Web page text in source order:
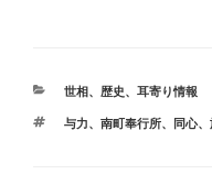
カ
ゴ
世相、 歴史、 耳寄り情報
タ
与力、 南町奉行所、 同心、